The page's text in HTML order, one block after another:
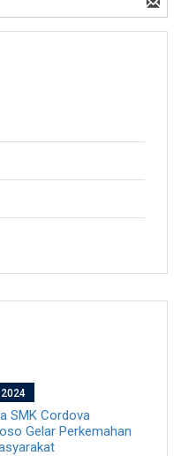
SMK Cordova
Gelar Perkemahan